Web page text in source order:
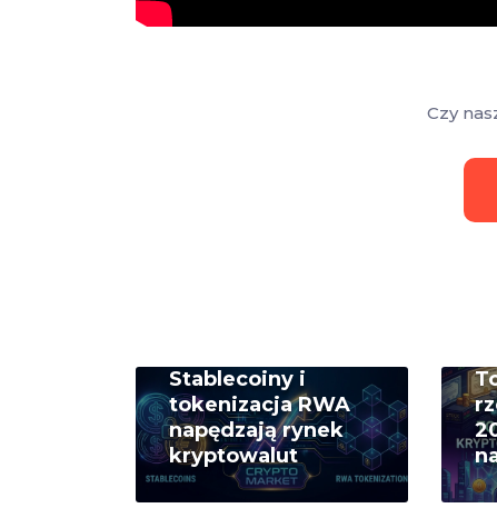
Czy
Stablecoiny i
tokenizacja RWA
napędzają rynek
kryptowalut